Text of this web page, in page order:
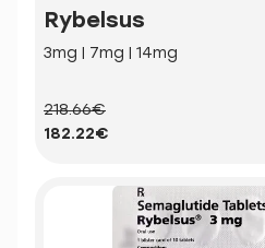
Rybelsus
3mg | 7mg | 14mg
218.66€
182.22€